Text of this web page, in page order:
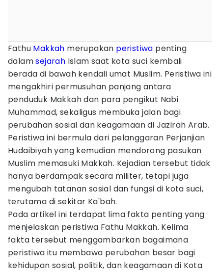
Fathu Makkah merupakan peristiwa penting
dalamsejarah Islam saat kota suci kembali
berada di bawah kendali umat Muslim. Peristiwa ini
mengakhiri permusuhan panjang antara
penduduk Makkah dan para pengikut Nabi
Muhammad, sekaligus membuka jalan bagi
perubahan sosial dan keagamaan di Jazirah Arab.
Peristiwa ini bermula dari pelanggaran Perjanjian
Hudaibiyah yang kemudian mendorong pasukan
Muslim memasuki Makkah. Kejadian tersebut tidak
hanya berdampak secara militer, tetapi juga
mengubah tatanan sosial dan fungsi di kota suci,
terutama di sekitar Ka'bah.
Pada artikel ini terdapat lima fakta penting yang
menjelaskan peristiwa Fathu Makkah. Kelima
fakta tersebut menggambarkan bagaimana
peristiwa itu membawa perubahan besar bagi
kehidupan sosial, politik, dan keagamaan di Kota